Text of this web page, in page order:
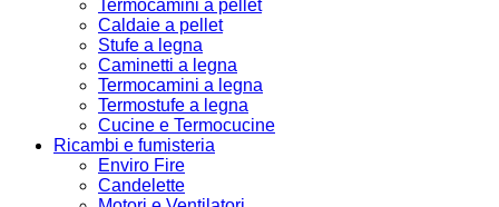
Termocamini a pellet
Caldaie a pellet
Stufe a legna
Caminetti a legna
Termocamini a legna
Termostufe a legna
Cucine e Termocucine
Ricambi e fumisteria
Enviro Fire
Candelette